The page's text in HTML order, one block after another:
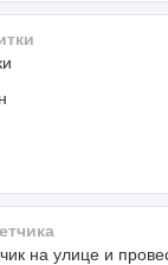
на улице и